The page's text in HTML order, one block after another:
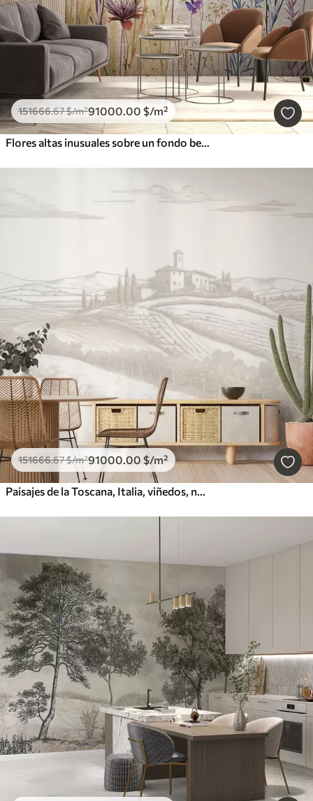
151666.67$/m²91000.00 $/m²
Flores altas inusuales sobre un fondo beige
151666.67$/m²91000.00 $/m²
Paisajes de la Toscana, Italia, viñedos, naturaleza, castillo antiguo, colores beige